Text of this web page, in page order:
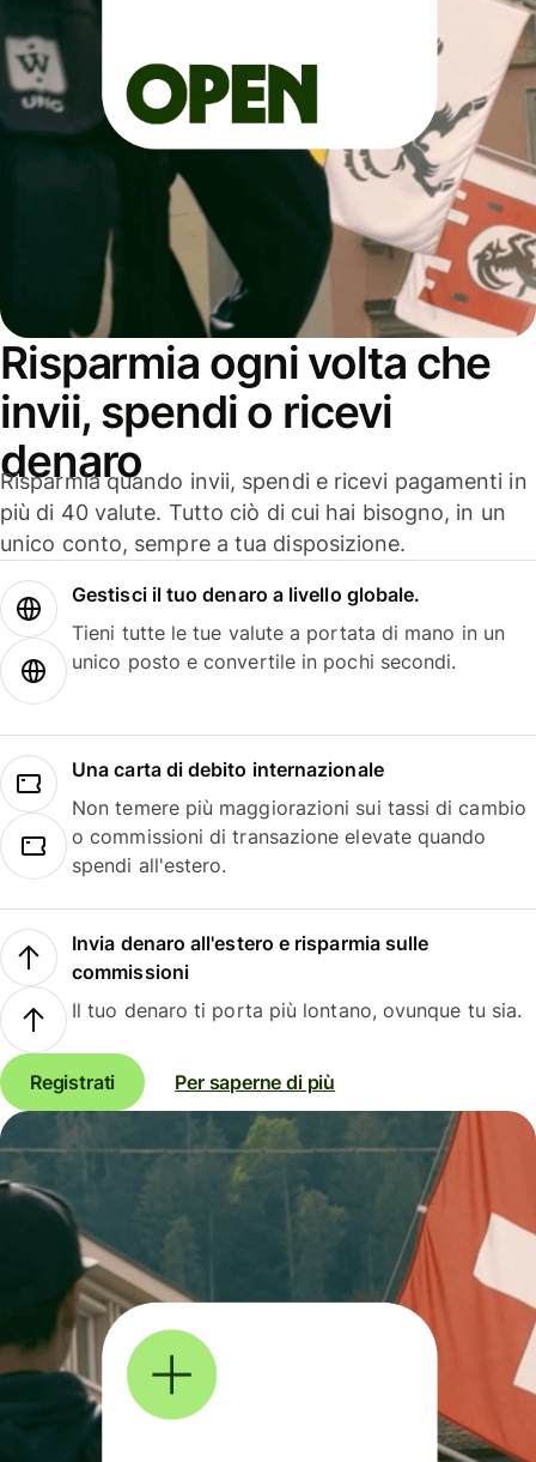
Risparmia ogni volta che
invii, spendi o ricevi
denaro
Risparmia quando invii, spendi e ricevi pagamenti in
più di 40 valute. Tutto ciò di cui hai bisogno, in un
unico conto, sempre a tua disposizione.
Gestisci il tuo denaro a livello globale.
Tieni tutte le tue valute a portata di mano in un
unico posto e convertile in pochi secondi.
Una carta di debito internazionale
Non temere più maggiorazioni sui tassi di cambio
o commissioni di transazione elevate quando
spendi all'estero.
Invia denaro all'estero e risparmia sulle
commissioni
Il tuo denaro ti porta più lontano, ovunque tu sia.
Registrati Per saperne di più